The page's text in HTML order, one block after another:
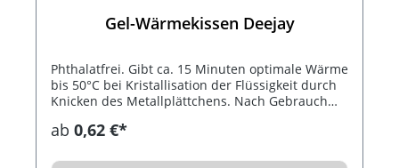
Gel-Wärmekissen Deejay
Phthalatfrei. Gibt ca. 15 Minuten optimale Wärme
bis 50°C bei Kristallisation der Flüssigkeit durch
Knicken des Metallplättchens. Nach Gebrauch
Wasser legen. Bis 1.000 mal wiederverwendbar.
ab 0,62 €*